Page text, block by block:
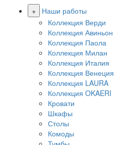
+
Наши работы
Коллекция Верди
Коллекция Авиньон
Коллекция Паола
Коллекция Милан
Коллекция Италия
Коллекция Венеция
Коллекция LAURA
Коллекция OKAERI
Кровати
Шкафы
Столы
Комоды